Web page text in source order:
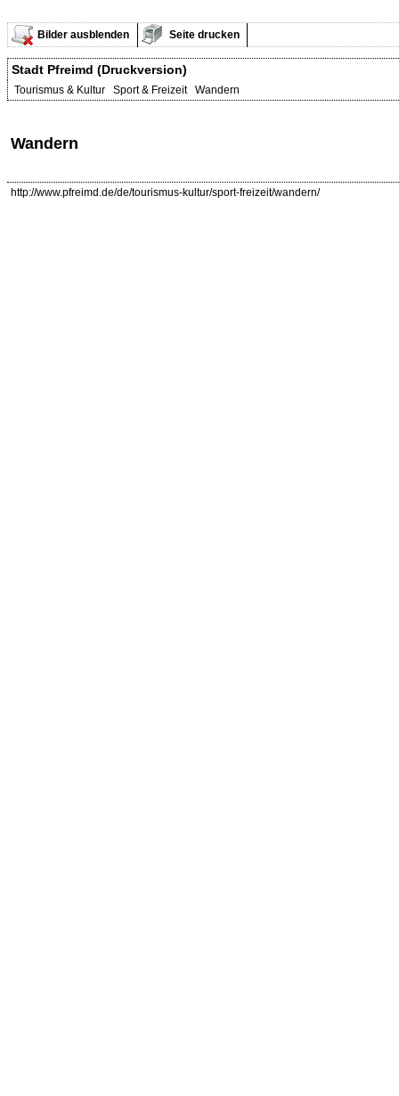
Bilder ausblenden Seite drucken
Stadt Pfreimd (Druckversion)
Tourismus & Kultur Sport & Freizeit Wandern
Wandern
http://www.pfreimd.de/de/tourismus-kultur/sport-freizeit/wandern/